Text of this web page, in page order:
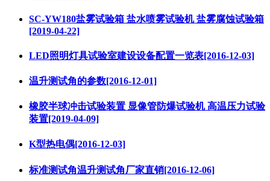
SC-YW180盐雾试验箱 盐水喷雾试验机 盐雾腐蚀试验箱
[2019-04-22]
LED照明灯具试验室建设设备配置一览表[2016-12-03]
温升测试角的参数[2016-12-01]
橡胶半球冲击试验装置 显像管防爆试验机 高温压力试验
装置[2019-04-09]
K型热电偶[2016-12-03]
标准测试角温升测试角厂家直销[2016-12-06]